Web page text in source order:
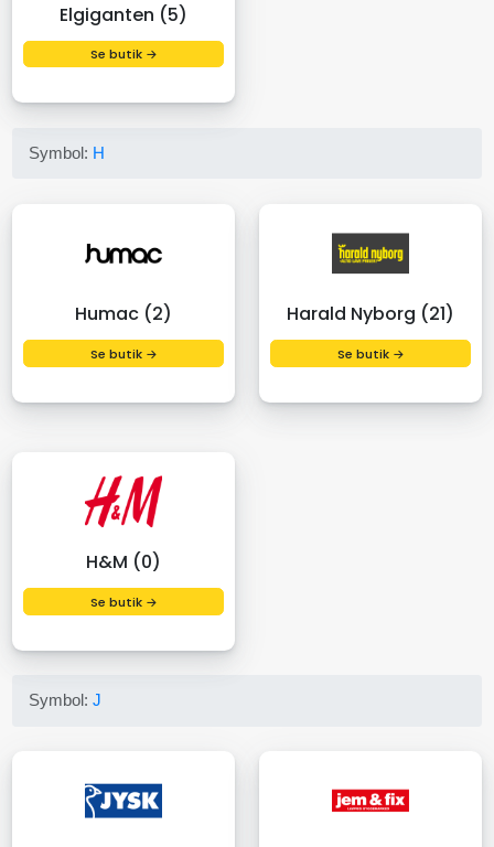
Elgiganten (5)
Se butik →
Symbol: H
Humac (2)
Se butik →
Harald Nyborg (21)
Se butik →
H&M (0)
Se butik →
Symbol:J